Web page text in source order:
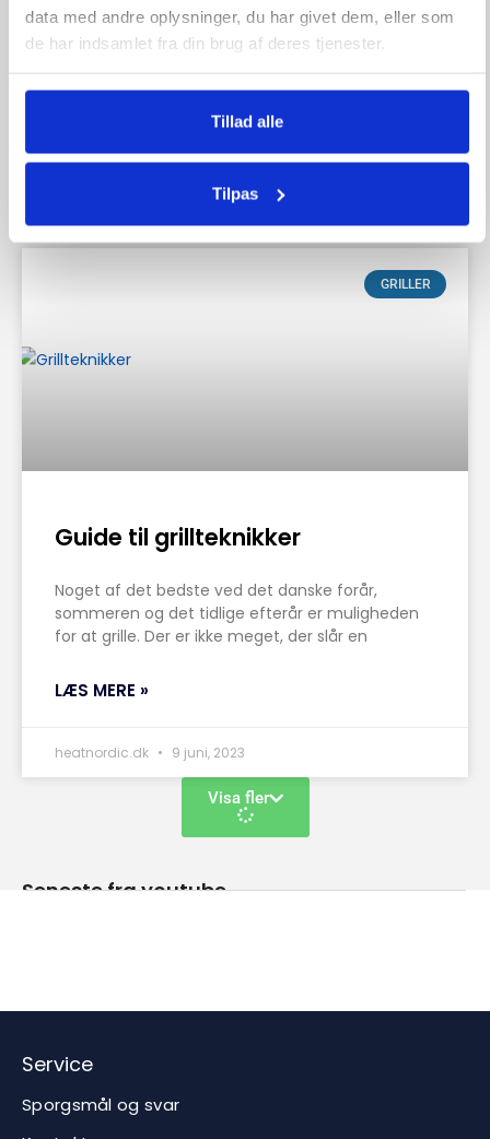
data med andre oplysninger, du har givet dem, eller som
de har indsamlet fra din brug af deres tjenester.
Tillad alle
Tilpas
Der findes i dag et par forskellige størrelser og
typer af gasflasker, der anvendes som standard i
forskelle,
9 juni, 2023
GRILLER
Guide til grillteknikker
Noget af det bedste ved det danske forår,
sommeren og det tidlige efterår er muligheden
for at grille. Der er ikke meget, der slår en
LÆS MERE »
heatnordic.dk 9 juni, 2023
Visa fler
Seneste fra youtube
Service
Sporgsmål og svar